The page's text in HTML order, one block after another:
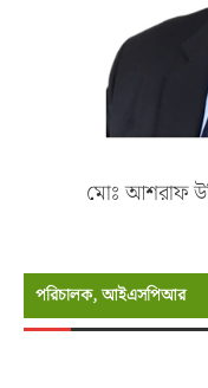
মোঃ আশরাফ
পরিচালক, আইএসপিআর